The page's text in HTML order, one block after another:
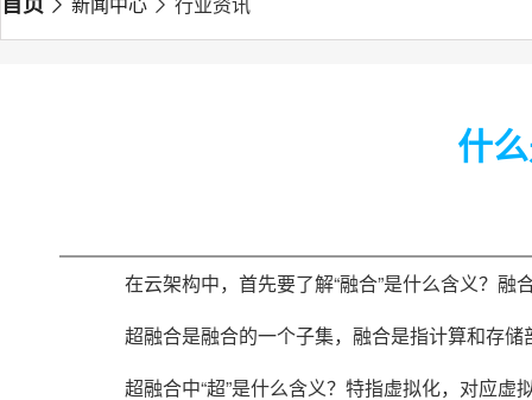
什
在云架构中，首先要了解“融合”是什么含义？
超融合是融合的一个子集，融合是指计算和存
超融合中“超”是什么含义？特指虚拟化，对应